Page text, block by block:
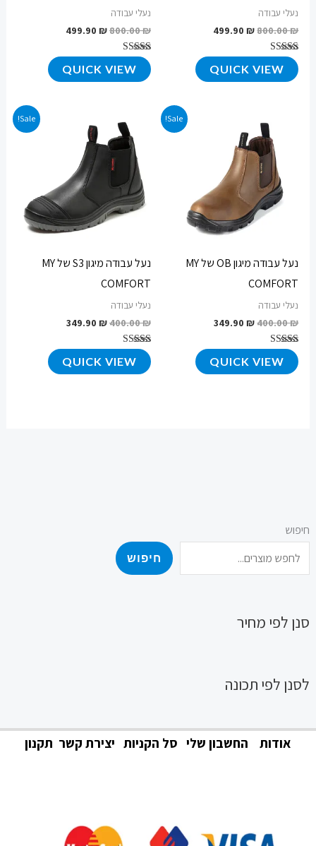
חיפוש
חיפוש
סנן לפי מחיר
לסנן לפי תכונה
נעלי עבודה
800.00₪
499.90₪
דורג
4.67
מתוך 5
QUICK VIEW
נעלי עבודה
800.00₪
499.90 ₪
דורג
4.65
מתוך 5
QUICK VIEW
Sale!
נעל עבודה מיגון OB של MY
COMFORT
נעלי עבודה
400.00₪
היה:
400.00 ₪.
349.90₪
המחיר
הנוכחי
דורג
4.66
מתוך 5
QUICK VIEW
Sale!
נעל עבודה מיגון S3 של MY
COMFORT
נעלי עבודה
400.00₪
המקורי
היה:
400.00 ₪.
349.90 ₪
המחיר
הנוכחי
דורג
4.72
מתוך 5
QUICK VIEW
אודות החשבון שלי סל הקניות יצירת קשר תקנון